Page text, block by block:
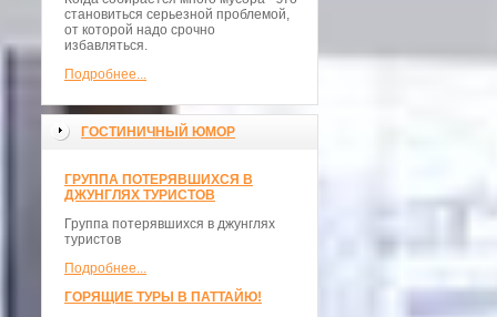
становиться серьезной проблемой,
от которой надо срочно
избавляться.
Подробнее...
ГОСТИНИЧНЫЙ ЮМОР
ГРУППА ПОТЕРЯВШИХСЯ В
ДЖУНГЛЯХ ТУРИСТОВ
Группа потерявшихся в джунглях
туристов
Подробнее...
ГОРЯЩИЕ ТУРЫ В ПАТТАЙЮ!